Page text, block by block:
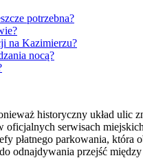
potrzebna?
na Kazimierzu?
nocą?
historyczny układ ulic
serwisach
płatnego parkowania, która
odnajdywania przejść